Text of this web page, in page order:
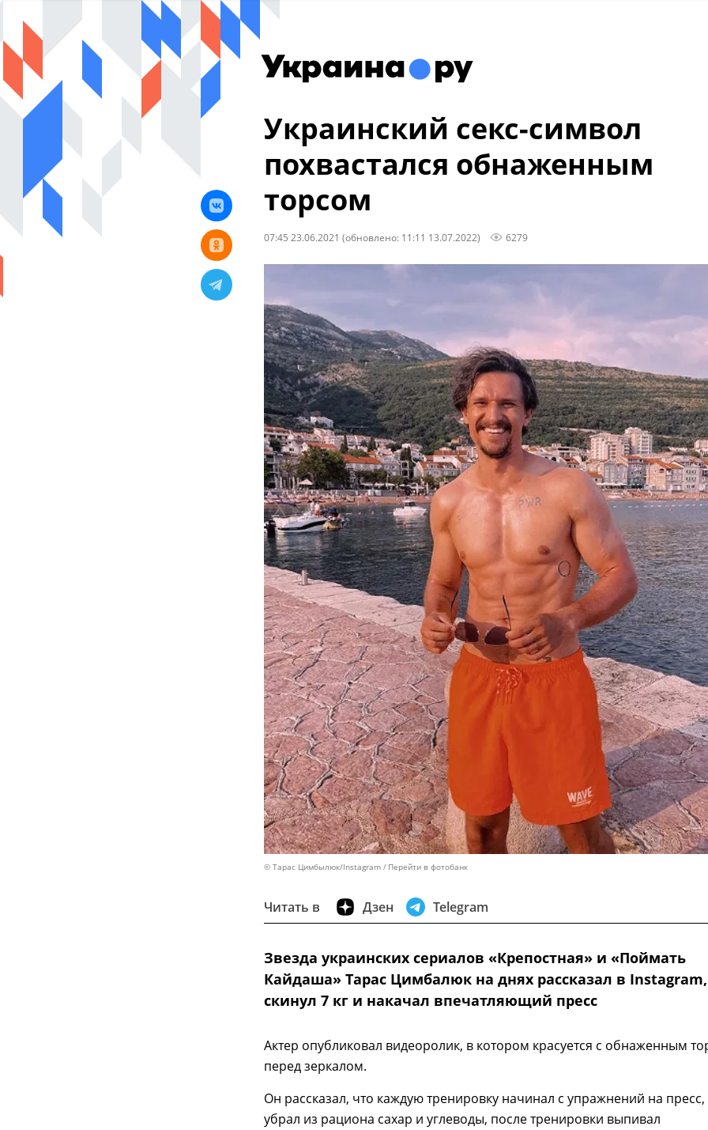
Украинский секс-символ
похвастался обнаженным
торсом
07:45 23.06.2021 (обновлено: 11:11 13.07.2022) 6279
© Тарас Цимбылюк/Instagram Перейти в фотобанк
Читать в Дзен Telegram
Звезда украинских сериалов «Крепостная» и «Поймать
Кайдаша» Тарас Цимбалюк на днях рассказал в
скинул 7 кг и накачал впечатляющий пресс
Актер опубликовал видеоролик, в котором красуется с обнаженным
перед зеркалом.
Он рассказал, что каждую тренировку начинал с упражнений на пресс,
убрал из рациона сахар и углеводы, после тренировки выпивал